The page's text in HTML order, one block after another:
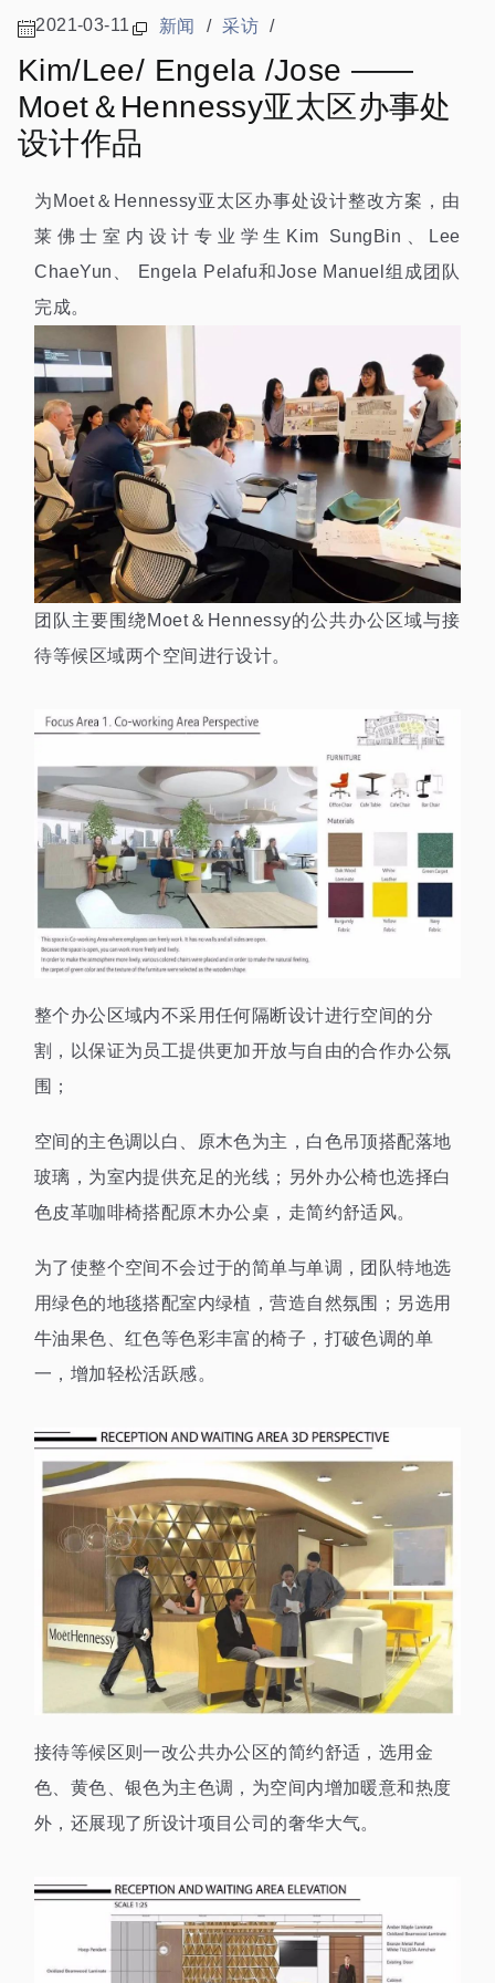
2021-03-11 新闻 / 采访 /
Kim/Lee/ Engela /Jose ——
Moet＆Hennessy亚太区办事处
设计作品
为Moet＆Hennessy亚太区办事处设计整改方案，由
莱佛士室内设计专业学生Kim SungBin、Lee
ChaeYun、 Engela Pelafu和Jose Manuel组成团队
完成。
团队主要围绕Moet＆Hennessy的公共办公区域与接
待等候区域两个空间进行设计。
整个办公区域内不采用任何隔断设计进行空间的分
割，以保证为员工提供更加开放与自由的合作办公氛
围；
空间的主色调以白、原木色为主，白色吊顶搭配落地
玻璃，为室内提供充足的光线；另外办公椅也选择白
色皮革咖啡椅搭配原木办公桌，走简约舒适风。
为了使整个空间不会过于的简单与单调，团队特地选
用绿色的地毯搭配室内绿植，营造自然氛围；另选用
牛油果色、红色等色彩丰富的椅子，打破色调的单
一，增加轻松活跃感。
接待等候区则一改公共办公区的简约舒适，选用金
色、黄色、银色为主色调，为空间内增加暖意和热度
外，还展现了所设计项目公司的奢华大气。